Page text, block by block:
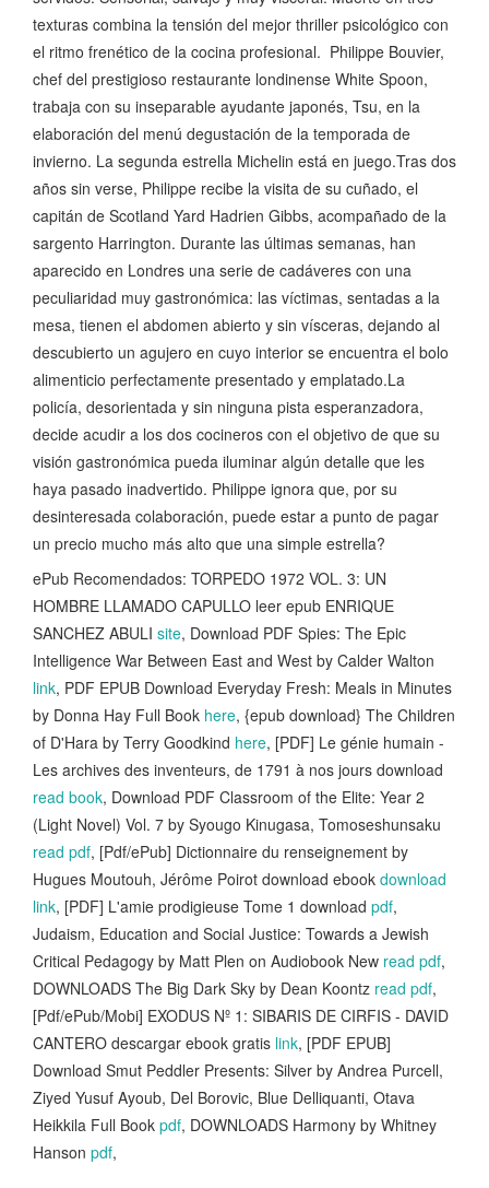
texturas combina la tensión del mejor thriller psicológico con
el ritmo frenético de la cocina profesional. Philippe Bouvier,
chef del prestigioso restaurante londinense White Spoon,
trabaja con su inseparable ayudante japonés, Tsu, en la
elaboración del menú degustación de la temporada de
invierno. La segunda estrella Michelin está en juego.Tras dos
años sin verse, Philippe recibe la visita de su cuñado, el
capitán de Scotland Yard Hadrien Gibbs, acompañado de la
sargento Harrington. Durante las últimas semanas, han
aparecido en Londres una serie de cadáveres con una
peculiaridad muy gastronómica: las víctimas, sentadas a la
mesa, tienen el abdomen abierto y sin vísceras, dejando al
descubierto un agujero en cuyo interior se encuentra el bolo
alimenticio perfectamente presentado y emplatado.La
policía, desorientada y sin ninguna pista esperanzadora,
decide acudir a los dos cocineros con el objetivo de que su
visión gastronómica pueda iluminar algún detalle que les
haya pasado inadvertido. Philippe ignora que, por su
desinteresada colaboración, puede estar a punto de pagar
un precio mucho más alto que una simple estrella?
ePub Recomendados: TORPEDO 1972 VOL. 3: UN
HOMBRE LLAMADO CAPULLO leer epub ENRIQUE
SANCHEZ ABULI site, Download PDF Spies: The Epic
Intelligence War Between East and West by Calder Walton
link, PDF EPUB Download Everyday Fresh: Meals in Minutes
by Donna Hay Full Book here, {epub download} The Children
of D'Hara by Terry Goodkind here, [PDF] Le génie humain -
Les archives des inventeurs, de 1791 à nos jours download
read book, Download PDF Classroom of the Elite: Year 2
(Light Novel) Vol. 7 by Syougo Kinugasa, Tomoseshunsaku
read pdf, [Pdf/ePub] Dictionnaire du renseignement by
Hugues Moutouh, Jérôme Poirot download ebook download
link, [PDF] L'amie prodigieuse Tome 1 download pdf,
Judaism, Education and Social Justice: Towards a Jewish
Critical Pedagogy by Matt Plen on Audiobook New read pdf,
DOWNLOADS The Big Dark Sky by Dean Koontz read pdf,
[Pdf/ePub/Mobi] EXODUS Nº 1: SIBARIS DE CIRFIS - DAVID
CANTERO descargar ebook gratis link, [PDF EPUB]
Download Smut Peddler Presents: Silver by Andrea Purcell,
Ziyed Yusuf Ayoub, Del Borovic, Blue Delliquanti, Otava
Heikkila Full Book pdf, DOWNLOADS Harmony by Whitney
Hanson pdf,